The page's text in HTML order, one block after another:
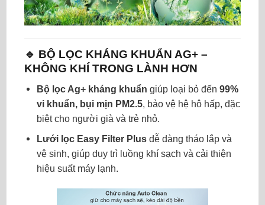
🔹 BỘ LỌC KHÁNG KHUẨN AG+ –
KHÔNG KHÍ TRONG LÀNH HƠN
Bộ lọc Ag+ kháng khuẩn giúp loại bỏ đến 99%
vi khuẩn, bụi mịn PM2.5, bảo vệ hệ hô hấp, đặc
biệt cho người già và trẻ nhỏ.
Lưới lọc Easy Filter Plusdễ dàng tháo lắp và
vệ sinh, giúp duy trì luồng khí sạch và cải thiện
hiệu suất máy lạnh.